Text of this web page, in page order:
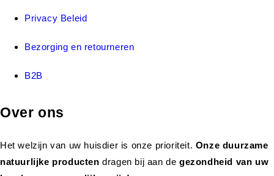
Privacy Beleid
Bezorging en retourneren
B2B
Over ons
Het welzijn van uw huisdier is onze prioriteit. Onze duurzame
natuurlijke productendragen bij aan de gezondheid van uw